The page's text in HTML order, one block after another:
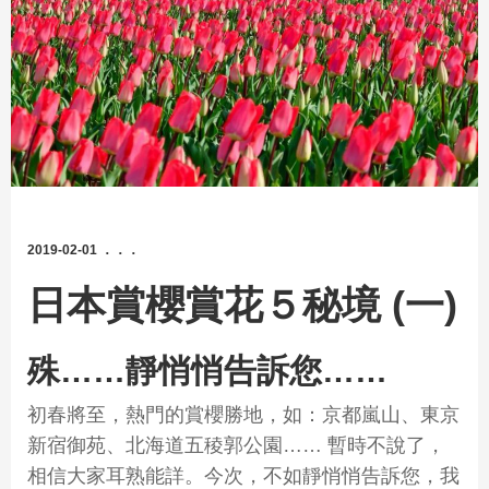
2019-02-01 ．．．
日本賞櫻賞花５秘境 (一)
殊……靜悄悄告訴您……
初春將至，熱門的賞櫻勝地，如：京都嵐山、東京
新宿御苑、北海道五稜郭公園…… 暫時不說了，
相信大家耳熟能詳。今次，不如靜悄悄告訴您，我